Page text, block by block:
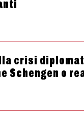
crisi
Schengen o